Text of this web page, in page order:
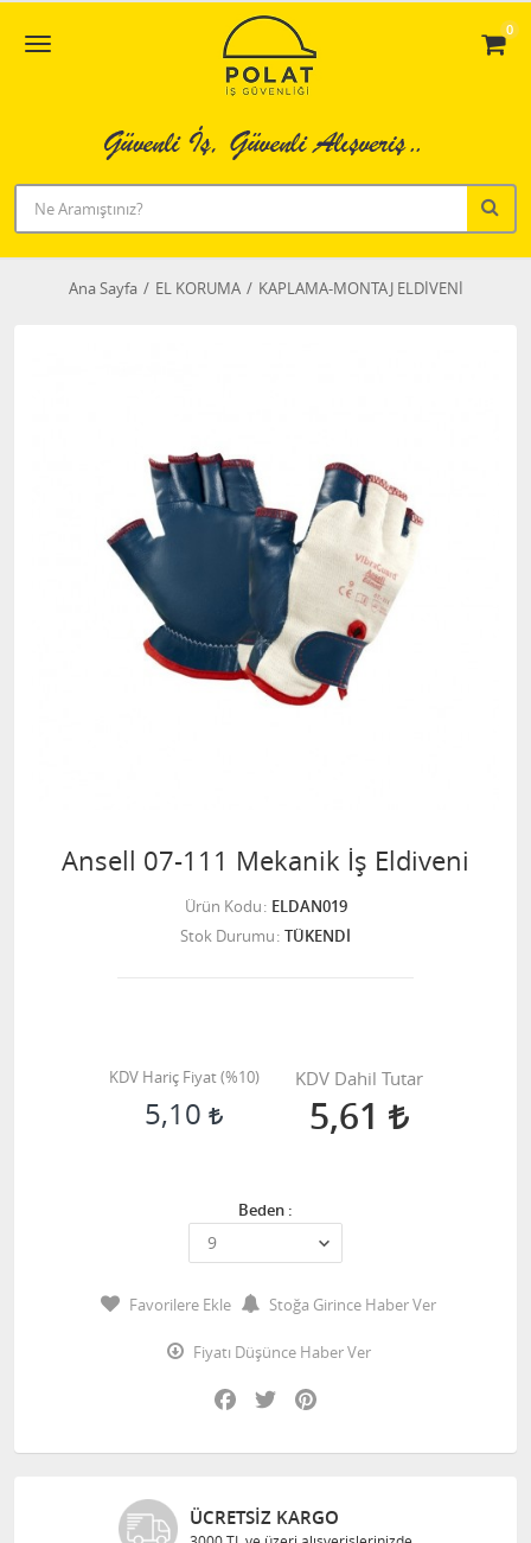
0
Ana Sayfa EL KORUMA KAPLAMA-MONTAJ ELDİVENİ
Ansell 07-111 Mekanik İş Eldiveni
Ürün Kodu ELDAN019
Stok Durumu TÜKENDİ
KDV Hariç Fiyat (%10)
5,10
KDV Dahil Tutar
5,61
Beden :
Favorilere Ekle Stoğa Girince Haber Ver
Fiyatı Düşünce Haber Ver
Facebook
Twitter
KARGO